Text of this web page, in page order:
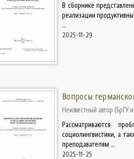
В сборнике
реализации
...
2025-11-29
Вопросы
Неизвестный автор (БрГУ
Рассматриваются
социолингвистики, а
преподавателям ...
2025-11-25